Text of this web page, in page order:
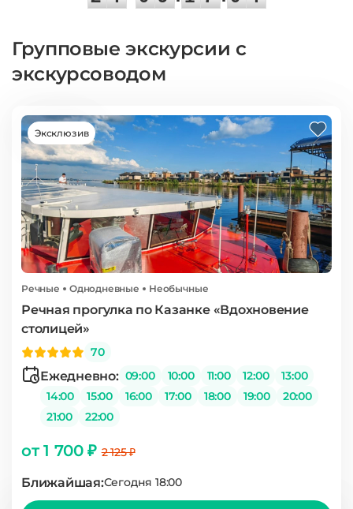
Групповые экскурсии с
экскурсоводом
Эксклюзив
Речные Однодневные Необычные
Речная прогулка по Казанке «Вдохновение
столицей»
70
Ежедневно: 09:00 10:00 11:00 12:00
13:00
14:00
15:00 16:00 17:00 18:00 19:00
20:00
21:00
22:00
от 1 700 ₽2 125 ₽
Ближайшая:Сегодня 18:00